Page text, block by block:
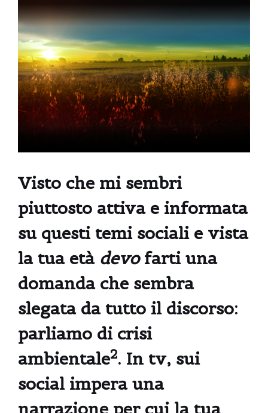
Visto che mi sembri
piuttosto attiva e informata
su questi temi sociali e vista
la tua età devofarti una
domanda che sembra
slegata da tutto il discorso:
parliamo di crisi
ambientale2. In tv, sui
social impera una